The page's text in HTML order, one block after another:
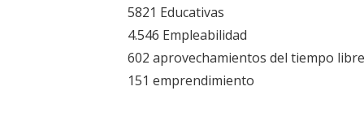
5821 Educativas
4.546 Empleabilidad
602 aprovechamientos del tiempo libre
151 emprendimiento